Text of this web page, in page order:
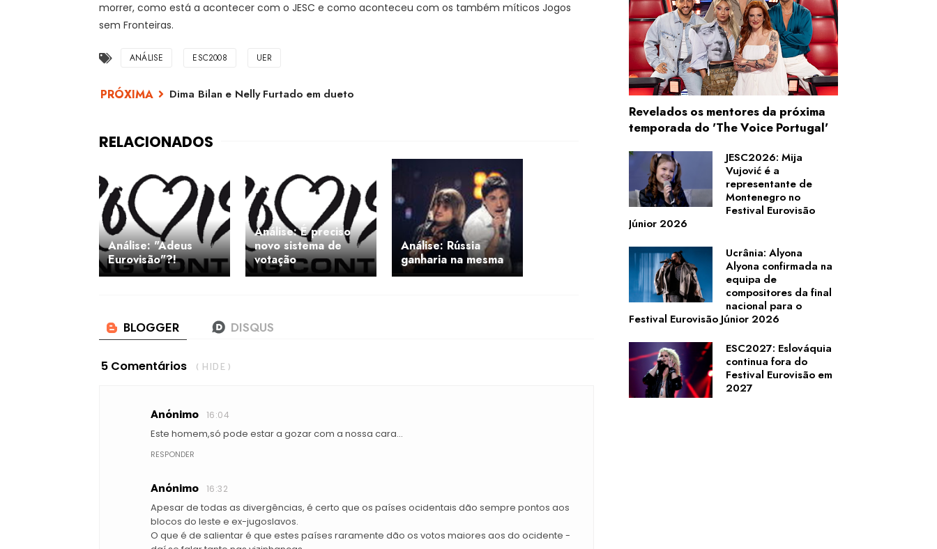
morrer, como está a acontecer com o JESC e como aconteceu com os também míticos Jogos
sem Fronteiras.
ANÁLISE ESC2008 UER
Dima Bilan e Nelly Furtado em dueto
Análise: "Adeus
Eurovisão"?!
Análise: É preciso
novo sistema de
votação
Análise: Rússia
ganharia na mesma
5 Comentários ( HIDE )
Anónimo 16:04
Este homem,só pode estar a gozar com a nossa cara...
RESPONDER
Anónimo 16:32
Apesar de todas as divergências, é certo que os países ocidentais dão sempre pontos aos
blocos do leste e ex-jugoslavos.
O que é de salientar é que estes países raramente dão os votos maiores aos do ocidente -
Revelados os mentores da próxima
temporada do 'The Voice Portugal'
JESC2026: Mija
Vujović é a
representante de
Montenegro no
Festival Eurovisão
Júnior 2026
Ucrânia: Alyona
Alyona confirmada na
equipa de
compositores da final
nacional para o
Festival Eurovisão Júnior 2026
ESC2027: Eslováquia
continua fora do
Festival Eurovisão em
2027